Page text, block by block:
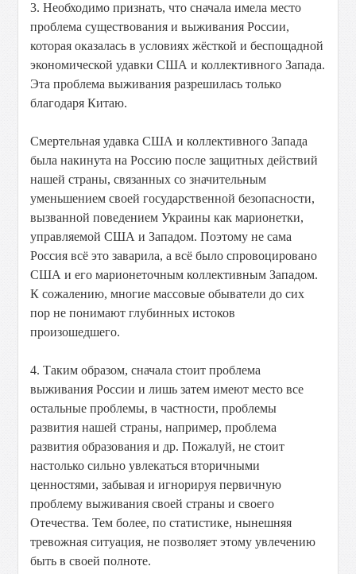
3. Необходимо признать, что сначала имела место
проблема существования и выживания России,
которая оказалась в условиях жёсткой и беспощадной
экономической удавки США и коллективного Запада.
Эта проблема выживания разрешилась только
благодаря Китаю.
Смертельная удавка США и коллективного Запада
была накинута на Россию после защитных действий
нашей страны, связанных со значительным
уменьшением своей государственной безопасности,
вызванной поведением Украины как марионетки,
управляемой США и Западом. Поэтому не сама
Россия всё это заварила, а всё было спровоцировано
США и его марионеточным коллективным Западом.
К сожалению, многие массовые обыватели до сих
пор не понимают глубинных истоков
произошедшего.
4. Таким образом, сначала стоит проблема
выживания России и лишь затем имеют место все
остальные проблемы, в частности, проблемы
развития нашей страны, например, проблема
развития образования и др. Пожалуй, не стоит
настолько сильно увлекаться вторичными
ценностями, забывая и игнорируя первичную
проблему выживания своей страны и своего
Отечества. Тем более, по статистике, нынешняя
тревожная ситуация, не позволяет этому увлечению
быть в своей полноте.